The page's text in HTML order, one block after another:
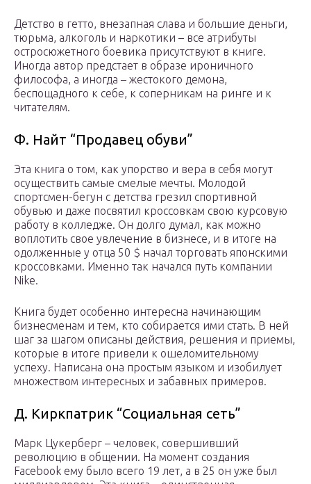
Детство в гетто, внезапная слава и большие деньги,
тюрьма, алкоголь и наркотики – все атрибуты
остросюжетного боевика присутствуют в книге.
Иногда автор предстает в образе ироничного
философа, а иногда – жестокого демона,
беспощадного к себе, к соперникам на ринге и к
читателям.
Ф. Найт “Продавец обуви”
Эта книга о том, как упорство и вера в себя могут
осуществить самые смелые мечты. Молодой
спортсмен-бегун с детства грезил спортивной
обувью и даже посвятил кроссовкам свою курсовую
работу в колледже. Он долго думал, как можно
воплотить свое увлечение в бизнесе, и в итоге на
одолженные у отца 50 $ начал торговать японскими
кроссовками. Именно так начался путь компании
Nike.
Книга будет особенно интересна начинающим
бизнесменам и тем, кто собирается ими стать. В ней
шаг за шагом описаны действия, решения и приемы,
которые в итоге привели к ошеломительному
успеху. Написана она простым языком и изобилует
множеством интересных и забавных примеров.
Д. Киркпатрик “Социальная сеть”
Марк Цукерберг – человек, совершивший
революцию в общении. На момент создания
Facebook ему было всего 19 лет, а в 25 он уже был